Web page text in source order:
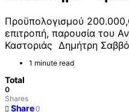
Προϋπολογισμού
επιτροπή, παρουσία του
Καστοριάς Δημήτρη
1 minute read
Total
0
Shares
Share 0